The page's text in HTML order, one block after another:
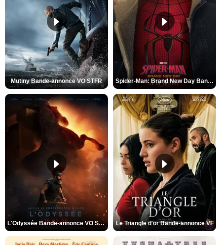
Mutiny Bande-annonce VO STFR Spider-Man: Brand New Day Bande-annonce VO STFR
L'Odyssée Bande-annonce VO STFR Le Triangle d'or Bande-annonce VF